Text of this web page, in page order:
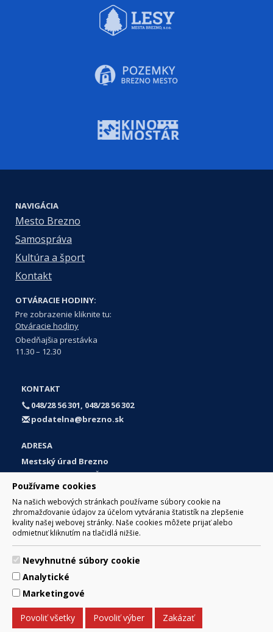
Používame cookies
Na našich webových stránkach používame súbory cookie na
zhromažďovanie údajov za účelom vytvárania štatistík na zlepšenie
kvality našej webovej stránky. Naše cookies môžete prijať alebo
odmietnuť kliknutím na tlačidlá nižšie.
Nevyhnutné súbory cookie
Analytické
Marketingové
Povoliť všetky Povoliť výber Zakázať
NAVIGÁCIA
Mesto Brezno
Samospráva
Kultúra a šport
Kontakt
OTVÁRACIE HODINY:
Pre zobrazenie kliknite tu:
Otváracie hodiny
Obedňajšia prestávka
11.30 – 12.30
KONTAKT
048/28 56 301, 048/28 56 302
podatelna@brezno.sk
ADRESA
Mestský úrad Brezno
Námestie gen. M. R. Štefánika 1
977 01 Brezno
Slovakia (Slovak Republic)
© 2017 Mesto Brezno, Námestie gen. M. R. Štefánika 1, Brezno
977 01 Tel.: 048/28 56 301, 048/28 56 302 Email:
Za obsah zodpovedá Mesto Brezno. Technický prevádzkovateľ:
Arrabella, s.r.o. , Pod Donátom 12/136 Žiar nad Hronom 965 01
podpora@internetova-stranka.sk